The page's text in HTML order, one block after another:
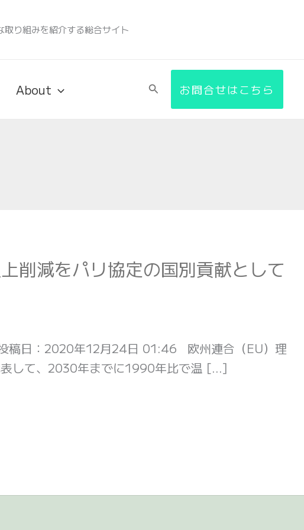
り組みを紹介する総合サイト
About
検
お問合せはこちら
削減をパリ協定の国別貢献として
稿日：2020年12月24日 01:46 欧州連合（EU）理
して、2030年までに1990年比で温 […]